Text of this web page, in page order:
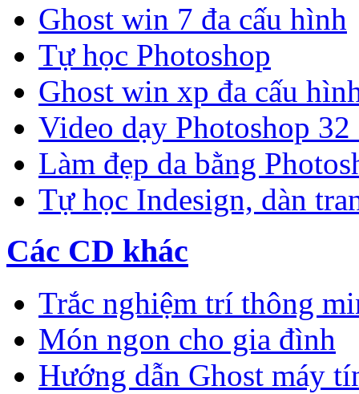
Ghost win 7 đa cấu hình
Tự học Photoshop
Ghost win xp đa cấu
Video dạy Photoshop
Làm đẹp da bằng
Tự học Indesign, dàn
Các CD khác
Trắc nghiệm trí thông
Món ngon cho gia đình
Hướng dẫn Ghost máy